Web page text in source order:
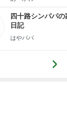
四十路シンパパの
日記
はやパパ